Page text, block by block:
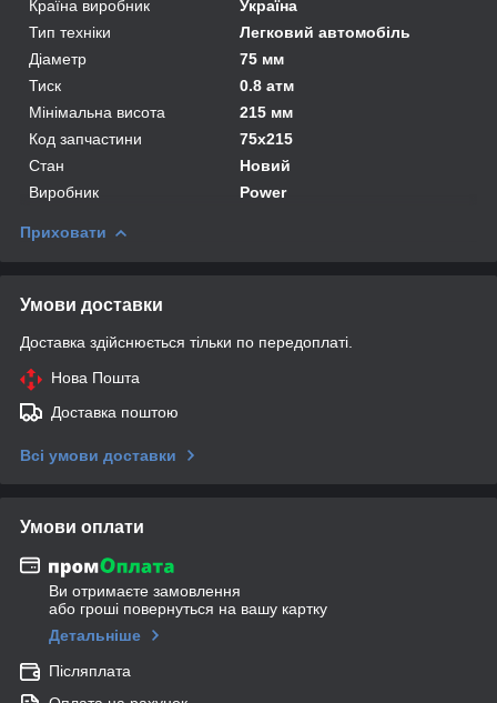
Країна виробник
Україна
Тип техніки
Легковий автомобіль
Діаметр
75 мм
Тиск
0.8 атм
Мінімальна висота
215 мм
Код запчастини
75x215
Стан
Новий
Виробник
Power
Приховати
Умови доставки
Доставка здійснюється тільки по передоплаті.
Нова Пошта
Доставка поштою
Всі умови доставки
Умови оплати
Ви отримаєте замовлення
або гроші повернуться на вашу картку
Детальніше
Післяплата